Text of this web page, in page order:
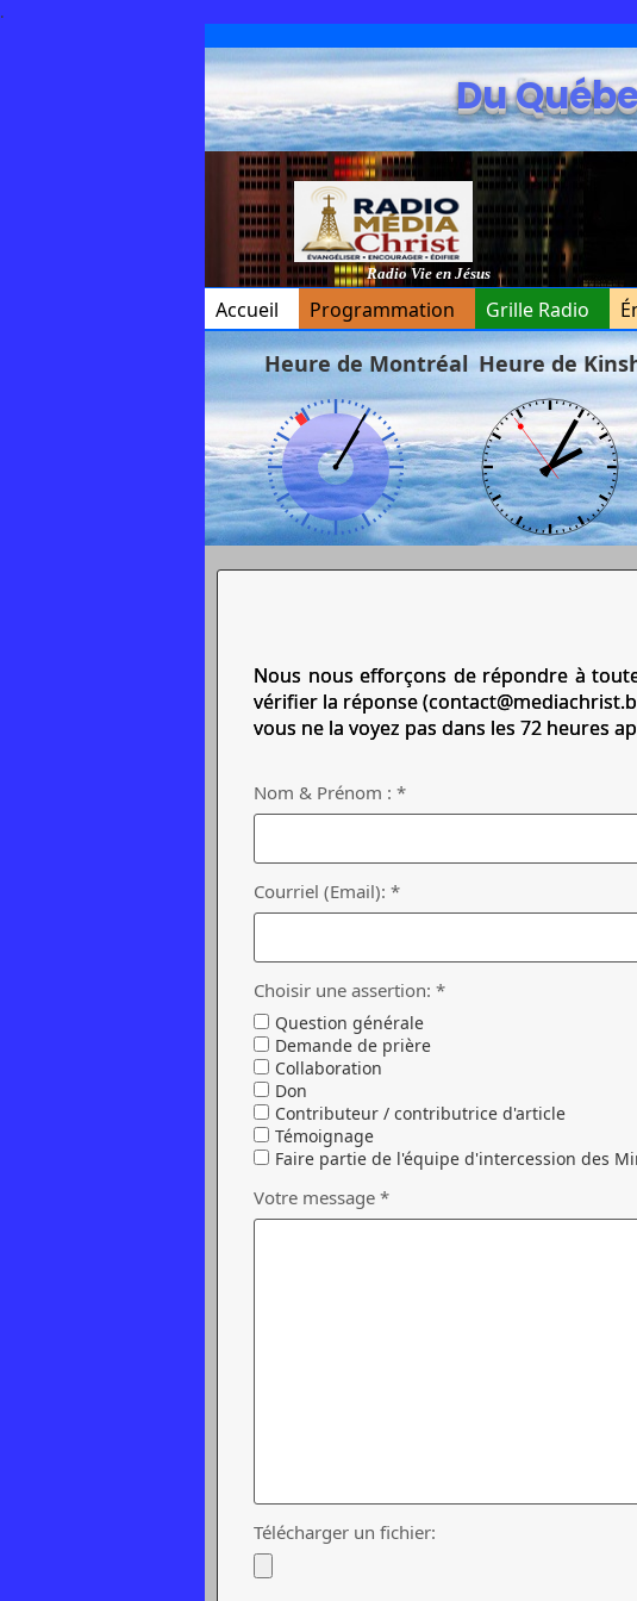
.
Du
Radio Vie en Jésus
Accueil Programmation Grille Radio
Heure de Montréal Heure de
Nous nous efforçons de répondre à
vérifier la réponse (
vous ne la voyez pas dans les 72 heures
Nom & Prénom : *
Courriel (Email): *
Choisir une assertion: *
Question générale
Demande de prière
Collaboration
Don
Contributeur / contributrice d'article
Témoignage
Faire partie de l'équipe d'intercession des
Votre message *
Télécharger un fichier: